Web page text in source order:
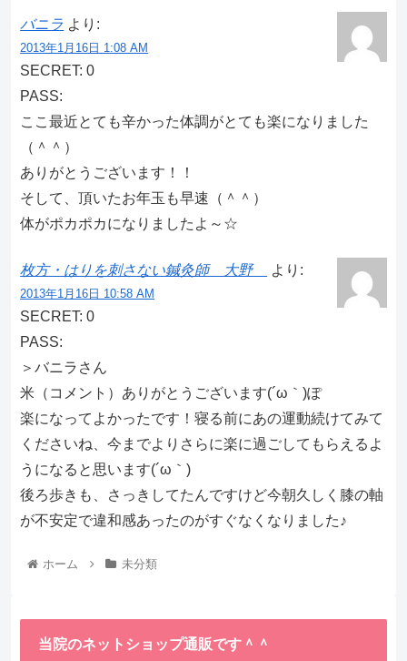
バニラ より:
2013年1月16日 1:08 AM
SECRET: 0
PASS:
ここ最近とても辛かった体調がとても楽になりました
（＾＾）
ありがとうございます！！
そして、頂いたお年玉も早速（＾＾）
体がポカポカになりましたよ～☆
枚方・はりを刺さない鍼灸師 大野 より:
2013年1月16日 10:58 AM
SECRET: 0
PASS:
＞バニラさん
米（コメント）ありがとうございます(´ω｀)ぽ
楽になってよかったです！寝る前にあの運動続けてみて
くださいね、今までよりさらに楽に過ごしてもらえるよ
うになると思います(´ω｀)
後ろ歩きも、さっきしてたんですけど今朝久しく膝の軸
が不安定で違和感あったのがすぐなくなりました♪
ホーム 未分類
当院のネットショップ通販です＾＾